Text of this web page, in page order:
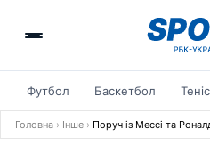
Футбол Баскетбол Теніс
Головна › Інше › Поруч із Мессі та